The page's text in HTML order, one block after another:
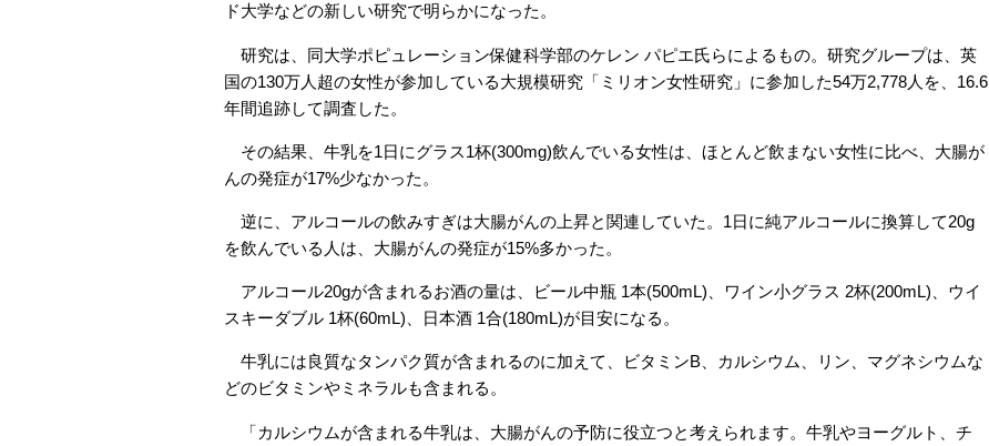
ド大学などの新しい研究で明らかになった。
研究は、同大学ポピュレーション保健科学部のケレン パピエ氏らによるもの。研究グループは、英
国の130万人超の女性が参加している大規模研究「ミリオン女性研究」に参加した54万2,778人を、16.6
年間追跡して調査した。
その結果、牛乳を1日にグラス1杯(300mg)飲んでいる女性は、ほとんど飲まない女性に比べ、大腸が
んの発症が17%少なかった。
逆に、アルコールの飲みすぎは大腸がんの上昇と関連していた。1日に純アルコールに換算して20g
を飲んでいる人は、大腸がんの発症が15%多かった。
アルコール20gが含まれるお酒の量は、ビール中瓶 1本(500mL)、ワイン小グラス 2杯(200mL)、ウイ
スキーダブル 1杯(60mL)、日本酒 1合(180mL)が目安になる。
牛乳には良質なタンパク質が含まれるのに加えて、ビタミンB、カルシウム、リン、マグネシウムな
どのビタミンやミネラルも含まれる。
「カルシウムが含まれる牛乳は、大腸がんの予防に役立つと考えられます。牛乳やヨーグルト、チ